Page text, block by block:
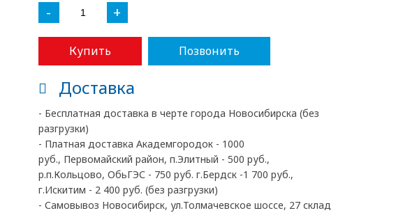
- +
Купить Позвонить
Доставка
- Бесплатная доставка в черте города Новосибирска (без
разгрузки)
- Платная доставка Академгородок - 1000
руб., Первомайский район, п.Элитный - 500 руб.,
р.п.Кольцово, ОбьГЭС - 750 руб. г.Бердск -1 700 руб.,
г.Искитим - 2 400 руб. (без разгрузки)
- Самовывоз Новосибирск, ул.Толмачевское шоссе, 27 склад